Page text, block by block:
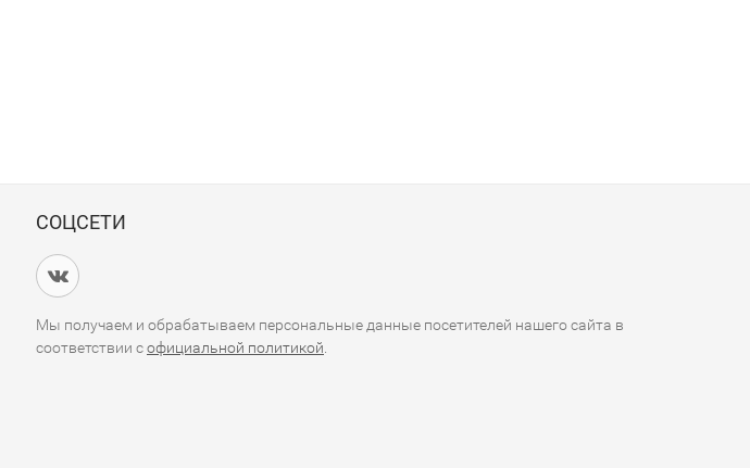
СОЦСЕТИ
Мы получаем и обрабатываем персональные данные посетителей нашего сайта в
соответствии софициальной политикой